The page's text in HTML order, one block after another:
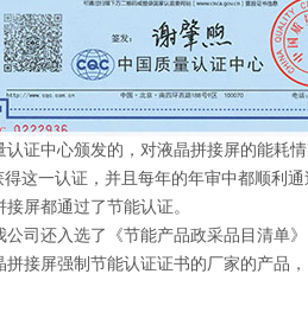
认证中心颁发的，对液晶拼接屏的能耗
这一认证，并且每年的年审中都顺利通
屏都通过了节能认证。
司还入选了《节能产品政采品目清单
接屏强制节能认证证书的厂家的产品